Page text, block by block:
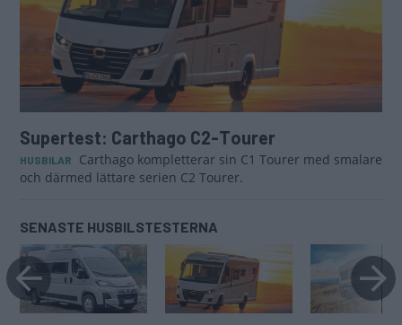
Supertest: Carthago C2-Tourer
HUSBILAR
Carthago kompletterar sin C1 Tourer med smalare
och därmed lättare serien C2 Tourer.
SENASTE HUSBILSTESTERNA